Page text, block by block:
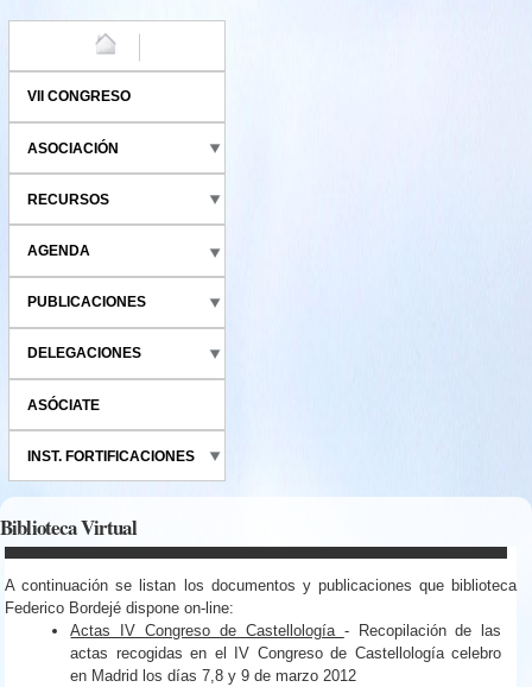
VII CONGRESO
ASOCIACIÓN
RECURSOS
AGENDA
PUBLICACIONES
DELEGACIONES
ASÓCIATE
INST. FORTIFICACIONES
Biblioteca Virtual
A continuación se listan los documentos y publicaciones que biblioteca
Federico Bordejé dispone on-line:
Actas IV Congreso de Castellología - Recopilación de las
actas recogidas en el IV Congreso de Castellología celebro
en Madrid los días 7,8 y 9 de marzo 2012